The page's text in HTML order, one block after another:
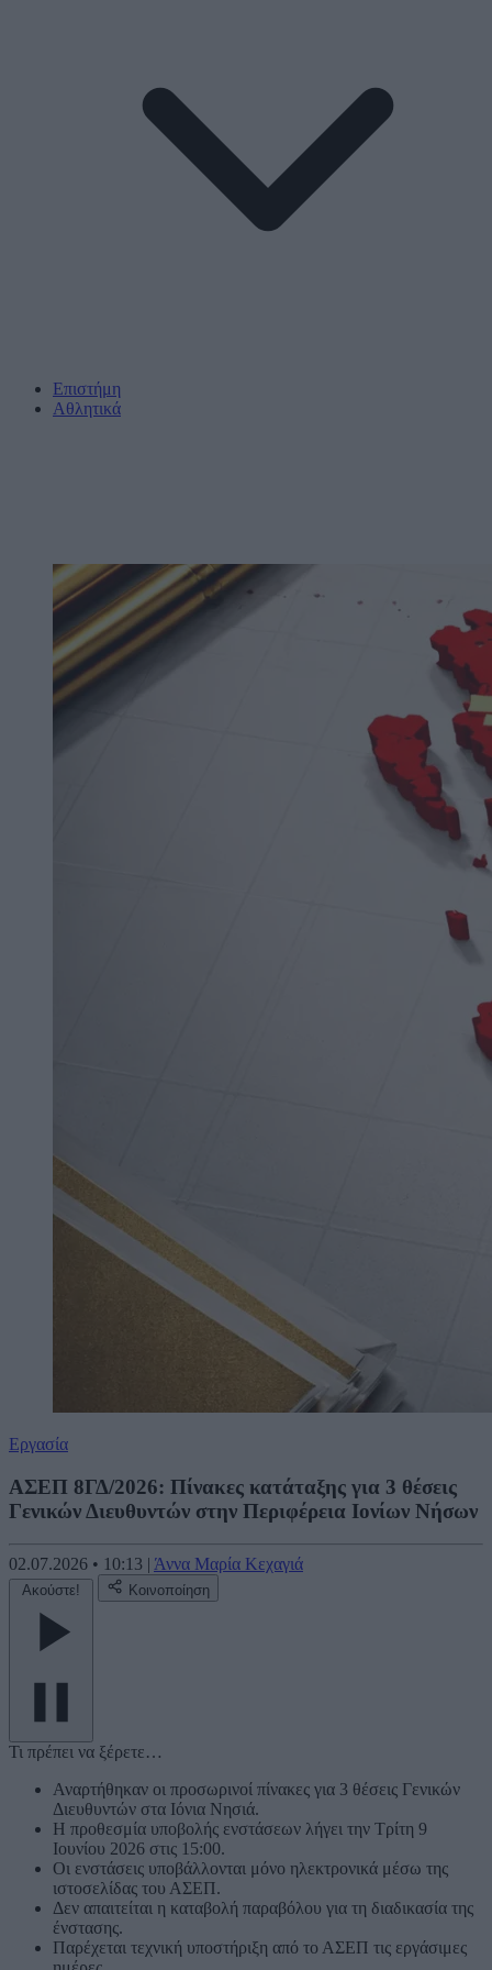
Επιστήμη
Αθλητικά
Εργασία
ΑΣΕΠ 8ΓΔ/2026: Πίνακες κατάταξης για 3 θέσεις
Γενικών Διευθυντών στην Περιφέρεια Ιονίων Νήσων
02.07.2026 • 10:13 | Άννα Μαρία Κεχαγιά
Ακούστε! Κοινοποίηση
Τι πρέπει να ξέρετε…
Αναρτήθηκαν οι προσωρινοί πίνακες για 3 θέσεις Γενικών
Διευθυντών στα Ιόνια Νησιά.
Η προθεσμία υποβολής ενστάσεων λήγει την Τρίτη 9
Ιουνίου 2026 στις 15:00.
Οι ενστάσεις υποβάλλονται μόνο ηλεκτρονικά μέσω της
ιστοσελίδας του ΑΣΕΠ.
Δεν απαιτείται η καταβολή παραβόλου για τη διαδικασία της
ένστασης.
Παρέχεται τεχνική υποστήριξη από το ΑΣΕΠ τις εργάσιμες